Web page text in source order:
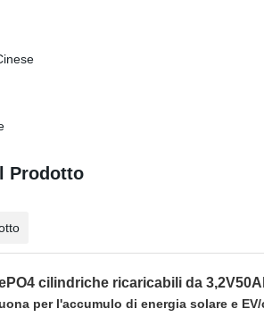
Prodotto
cilindriche ricaricabili da
per l'accumulo di energia solare e